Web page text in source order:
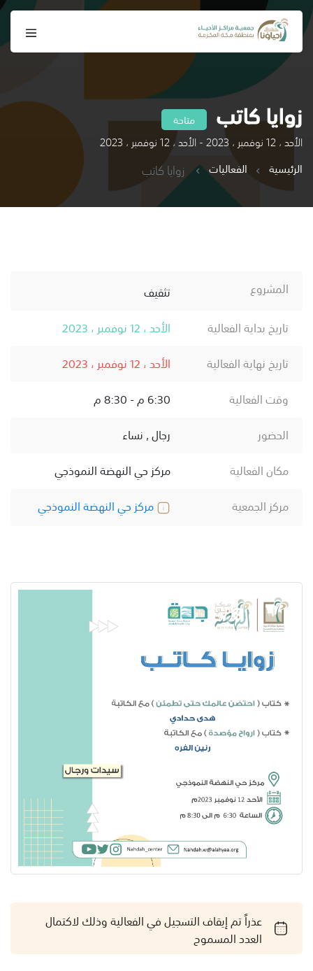
زوايا كاتب متاحة
الأحد ، 12 نوفمبر ، 2023 - الأحد ، 12 نوفمبر ، 2023
الرئيسية
الفعاليات زوايا كاتب
المشروع
تثقيف
تاريخ بداية الفعالية
الأحد ، 12 نوفمبر ، 2023
تاريخ نهاية الفعالية
الأحد ، 12 نوفمبر ، 2023
وقت الفعالية
6:30 م - 8:30 م
الحضور
رجال , نساء
مكان الفعالية
مركز حي النهضة النموذجي
مركز الجمعية
مركز حي النهضة النموذجي
عذراً تم إيقاف التسجيل في الفعالية وذلك لاكتمال
العدد المسموح